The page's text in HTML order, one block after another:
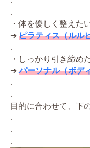
.
・体を優しく整えた
➔ ピラティス（ルル
.
・しっかり引き締め
➔パーソナル（ボデ
.
.
目的に合わせて、下
.
.
.